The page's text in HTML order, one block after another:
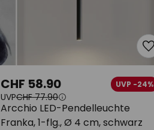
Arcchio LED-Pendelleuchte
Franka, 1-flg., Ø 4 cm, schwarz
CHF 58.90 UVP -24%
UVPCHF 77.90